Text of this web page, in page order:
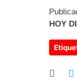
HOY